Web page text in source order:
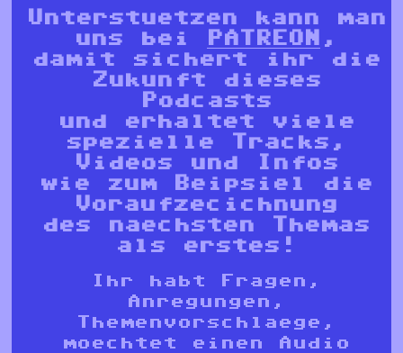
Unterstuetzen kann man
uns bei
PATREON
,
damit sichert ihr die
Zukunft dieses
Podcasts
und erhaltet viele
spezielle Tracks,
Videos und Infos
wie zum Beipsiel die
Voraufzecichnung
des naechsten Themas
als erstes!
Ihr habt Fragen,
Anregungen,
Themenvorschlaege,
moechtet einen Audio